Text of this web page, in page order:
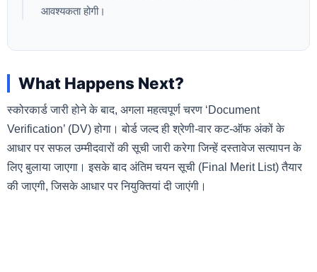
आवश्यकता होगी।
What Happens Next?
स्कोरकार्ड जारी होने के बाद, अगला महत्वपूर्ण चरण ‘Document
Verification’ (DV) होगा। बोर्ड जल्द ही श्रेणी-वार कट-ऑफ अंकों के
आधार पर सफल उम्मीदवारों की सूची जारी करेगा जिन्हें दस्तावेज सत्यापन के
लिए बुलाया जाएगा। इसके बाद अंतिम चयन सूची (Final Merit List) तैयार
की जाएगी, जिसके आधार पर नियुक्तियां दी जाएंगी।